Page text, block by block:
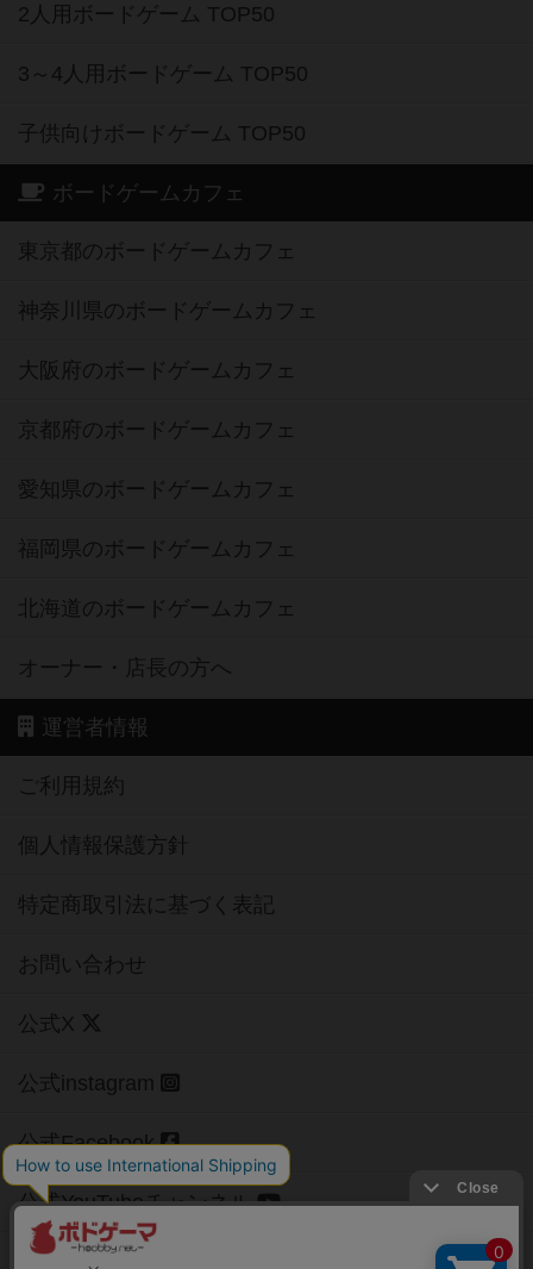
2人用ボードゲーム TOP50
3～4人用ボードゲーム TOP50
子供向けボードゲーム TOP50
ボードゲームカフェ
東京都のボードゲームカフェ
神奈川県のボードゲームカフェ
大阪府のボードゲームカフェ
京都府のボードゲームカフェ
愛知県のボードゲームカフェ
福岡県のボードゲームカフェ
北海道のボードゲームカフェ
オーナー・店長の方へ
運営者情報
ご利用規約
個人情報保護方針
特定商取引法に基づく表記
お問い合わせ
公式X
公式instagram
公式Facebook
公式YouTubeチャンネル